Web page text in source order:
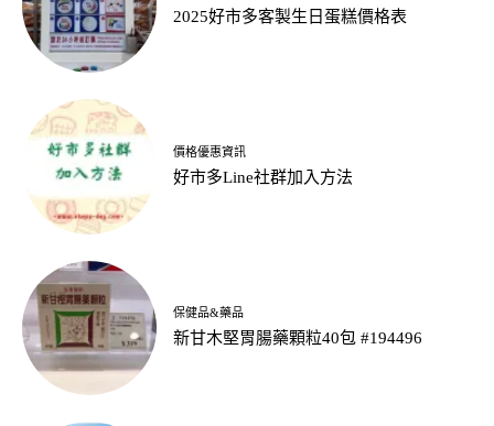
2025好市多客製生日蛋糕價格表
價格優惠資訊
好市多Line社群加入方法
保健品&藥品
新甘木堅胃腸藥顆粒40包 #194496